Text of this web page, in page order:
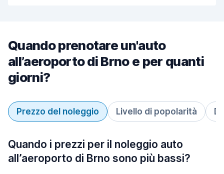
Quando prenotare un'auto
all’aeroporto di Brno e per quanti
giorni?
Prezzo del noleggio Livello di popolarità
Quando i prezzi per il noleggio auto
all’aeroporto di Brno sono più bassi?